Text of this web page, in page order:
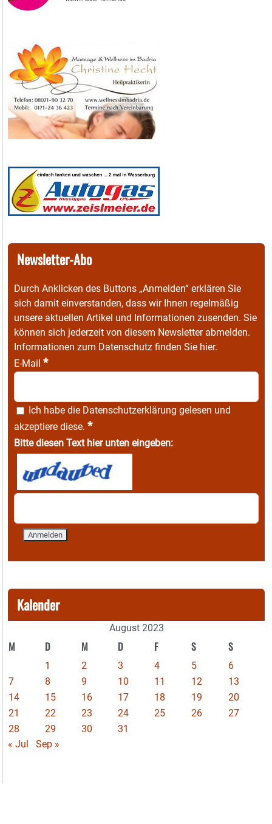
Newsletter-Abo
Durch Anklicken des Buttons „Anmelden“ erklären Sie
sich damit einverstanden, dass wir Ihnen regelmäßig
unsere aktuellen Artikel und Informationen zusenden. Sie
können sich jederzeit von diesem Newsletter abmelden.
Informationen zum Datenschutz finden Sie hier.
E-Mail *
Ich habe die Datenschutzerklärung gelesen und
akzeptiere diese. *
Bitte diesen Text hier unten eingeben:
Kalender
August 2023
M D M D F S S
1 2 3 4 5
6
7
8 9 10 11 12
13
14
15 16 17 18 19
20
21
22 23 24 25 26
27
28
29 30
31
« Jul
Sep »